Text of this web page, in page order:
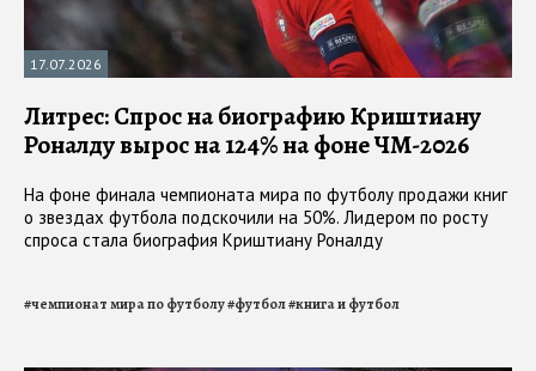
17.07.2026
Литрес: Спрос на биографию Криштиану
Роналду вырос на 124% на фоне ЧМ-2026
На фоне финала чемпионата мира по футболу продажи книг
о звездах футбола подскочили на 50%. Лидером по росту
спроса стала биография Криштиану Роналду
#чемпионат мира по футболу#футбол#книга и футбол